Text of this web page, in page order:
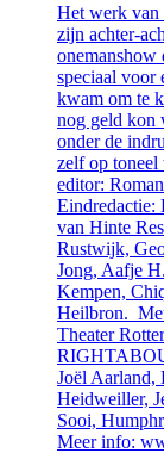
Het werk van
zijn achter-
speciaal voor
kwam om te
nog geld kon
onder de
zelf op toneel
editor:
Eindredactie:
van Hinte
Rustwijk,
Jong, Aafje
Kempen,
Heilbron.
Theater
Joël Aarland,
Heidweiller,
Sooi,
Meer info: